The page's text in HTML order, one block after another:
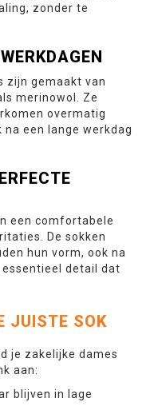
zonder te
zijn gemaakt van
merinowol. Ze
overmatig
een lange werkdag
een comfortabele
De sokken
hun vorm, ook na
essentieel detail dat
JUISTE SOK
je zakelijke dames
aan:
blijven in lage